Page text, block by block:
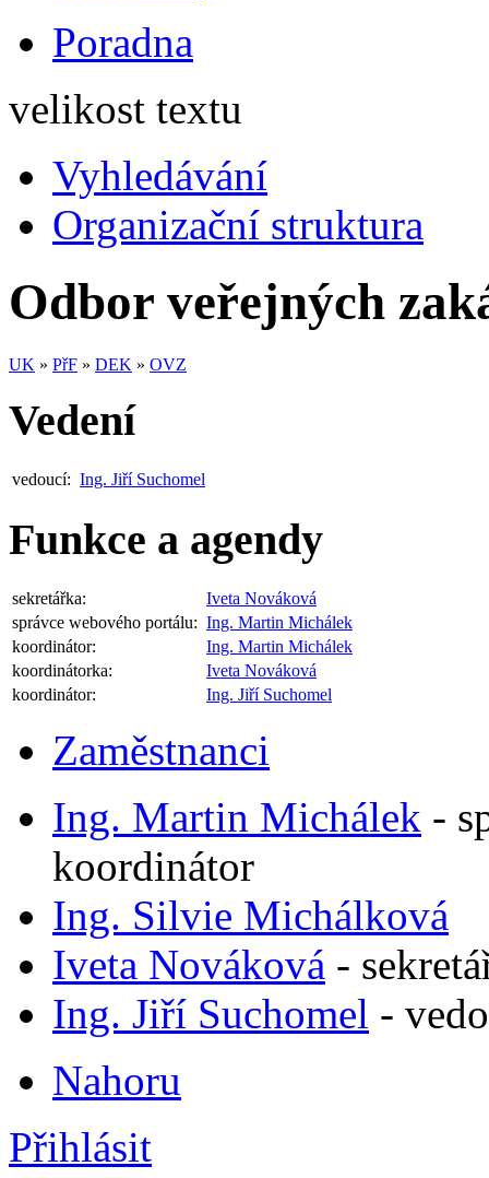
Poradna
velikost textu
Vyhledávání
Organizační struktura
Odbor veřejných
UK » PřF » DEK » OVZ
Vedení
vedoucí: Ing. Jiří Suchomel
Funkce a agendy
sekretářka:
Iveta Nováková
správce webového portálu: Ing. Martin Michálek
koordinátor:
Ing. Martin Michálek
koordinátorka:
Iveta Nováková
koordinátor:
Ing. Jiří Suchomel
Zaměstnanci
Ing. Martin Michálek -
koordinátor
Ing. Silvie Michálková
Iveta Nováková -
Ing. Jiří Suchomel -
Nahoru
Přihlásit